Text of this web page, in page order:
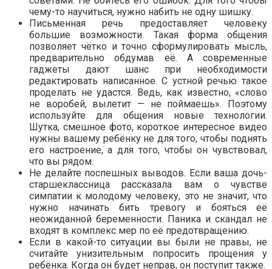
чему-то научиться, нужно набить не одну шишку.
Письменная речь предоставляет человеку
большие возможности. Такая форма общения
позволяет чётко и точно сформулировать мысль,
предварительно обдумав её. А современные
гаджеты дают шанс при необходимости
редактировать написанное. С устной речью такое
проделать не удастся. Ведь, как известно, «слово
не воробей, вылетит — не поймаешь». Поэтому
используйте для общения новые технологии.
Шутка, смешное фото, короткое интересное видео
нужны вашему ребёнку не для того, чтобы поднять
его настроение, а для того, чтобы он чувствовал,
что вы рядом.
Не делайте поспешных выводов. Если ваша дочь-
старшеклассница рассказала вам о чувстве
симпатии к молодому человеку, это не значит, что
нужно начинать бить тревогу и бояться её
неожиданной беременности. Паника и скандал не
входят в комплекс мер по её предотвращению.
Если в какой-то ситуации вы были не правы, не
считайте унизительным попросить прощения у
ребёнка. Когда он будет неправ, он поступит также.